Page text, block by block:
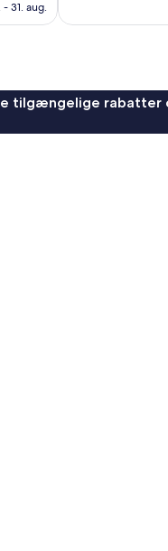
kr.
31. aug.
978
tilgængelige